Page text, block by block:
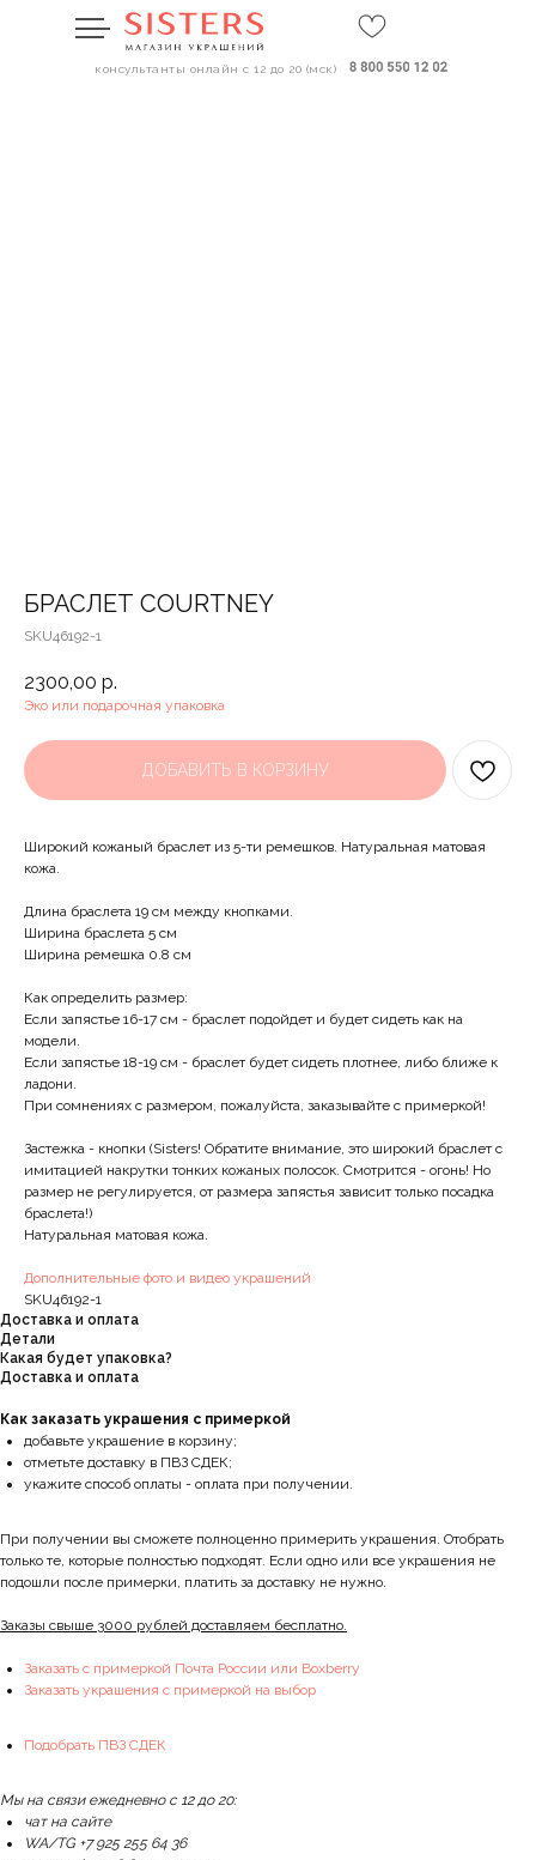
консультанты онлайн с 12 до 20 (мск)
БРАСЛЕТ COURTNEY
SKU46192-1
2300,00 р.
Эко или подарочная упаковка
ДОБАВИТЬ В КОРЗИНУ
Широкий кожаный браслет из 5-ти ремешков. Натуральная матовая
кожа.
Длина браслета 19 см между кнопками.
Ширина браслета 5 см
Ширина ремешка 0.8 см
Как определить размер:
Если запястье 16-17 см - браслет подойдет и будет сидеть как на
модели.
Если запястье 18-19 см - браслет будет сидеть плотнее, либо ближе к
ладони.
При сомнениях с размером, пожалуйста, заказывайте с примеркой!
Застежка - кнопки (Sisters! Обратите внимание, это широкий браслет с
имитацией накрутки тонких кожаных полосок. Смотрится - огонь! Но
размер не регулируется, от размера запястья зависит только посадка
браслета!)
Натуральная матовая кожа.
Дополнительные фото и видео украшений
SKU46192-1
Доставка и оплата
Детали
Какая будет упаковка?
Доставка и оплата
Как заказать украшения с примеркой
добавьте украшение в корзину;
отметьте доставку в ПВЗ СДЕК;
укажите способ оплаты - оплата при получении.
При получении вы сможете полноценно примерить украшения. Отобрать
только те, которые полностью подходят. Если одно или все украшения не
подошли после примерки, платить за доставку не нужно.
Заказы свыше 3000 рублей доставляем бесплатно.
Заказать с примеркой Почта России или Boxberry
Заказать украшения с примеркой на выбор
Подобрать ПВЗ СДЕК
Мы на связи ежедневно с 12 до 20:
чат на сайте
WA/TG +7 925 255 64 36